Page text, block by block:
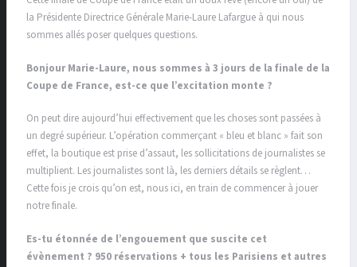
la Présidente Directrice Générale Marie-Laure Lafargue à qui nous
sommes allés poser quelques questions.
Bonjour Marie-Laure, nous sommes à 3 jours de la finale de la
Coupe de France, est-ce que l’excitation monte ?
On peut dire aujourd’hui effectivement que les choses sont passées à
un degré supérieur. L’opération commerçant « bleu et blanc » fait son
effet, la boutique est prise d’assaut, les sollicitations de journalistes se
multiplient. Les journalistes sont là, les derniers détails se règlent…
Cette fois je crois qu’on est, nous ici, en train de commencer à jouer
notre finale.
Es-tu étonnée de l’engouement que suscite cet
évènement ? 950 réservations + tous les Parisiens et autres